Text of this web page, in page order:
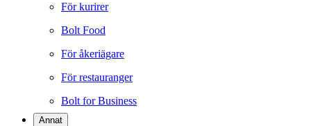
För kurirer
Bolt Food
För åkeriägare
För restauranger
Bolt for Business
Annat